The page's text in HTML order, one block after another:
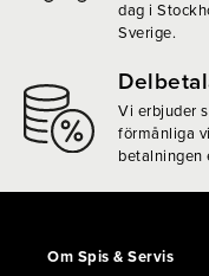
dag i
Sverige.
Vi erbjuder
förmånliga
betalningen
Om Spis & Servis